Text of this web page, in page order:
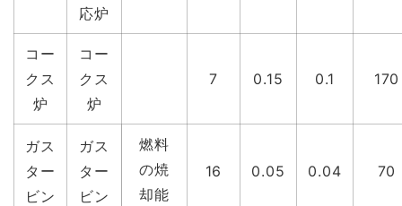
応炉
コー
クス
炉
コー
クス
炉
7 0.15 0.1 170
ガス
ター
ビン
ガス
ター
ビン
燃料
の焼
却能
16 0.05 0.04 70